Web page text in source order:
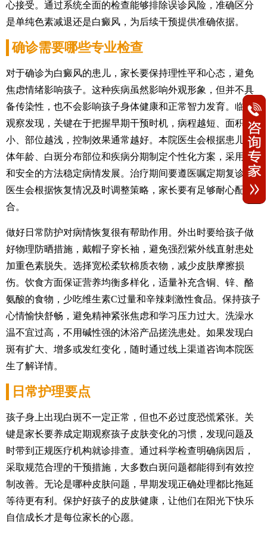
心接受。通过系统全面的检查能够排除误诊风险，准确区分
是单纯色素减退还是白癜风，为后续干预提供准确依据。
确诊需要哪些专业检查
对于确诊为白癜风的患儿，家长要保持理性平和心态，避免
焦虑情绪影响孩子。这种疾病虽然影响外观形象，但并不具
备传染性，也不会影响孩子身体健康和正常智力发育。临床
观察发现，关键在于把握早期干预时机，病程越短、面积越
小、部位越浅，控制效果通常越好。本院医生会根据患儿具
体年龄、白斑分布部位和疾病分期制定个性化方案，采用温
和安全的方法稳定病情发展。治疗期间要遵医嘱定期复诊，
医生会根据恢复情况及时调整策略，家长要有足够耐心配
合。
做好日常防护对病情恢复很有帮助作用。外出时要给孩子做
好物理防晒措施，戴帽子穿长袖，避免强烈紫外线直射患处
加重色素脱失。选择宽松柔软棉质衣物，减少皮肤摩擦损
伤。饮食方面保证营养均衡多样化，适量补充含铜、锌、酪
氨酸的食物，少吃维生素C过量和辛辣刺激性食品。保持孩子
心情愉快舒畅，避免精神紧张焦虑和学习压力过大。洗澡水
温不宜过高，不用碱性强的沐浴产品搓洗患处。如果发现白
斑有扩大、增多或发红变化，随时通过线上渠道咨询本院医
生了解详情。
日常护理要点
孩子身上出现白斑不一定正常，但也不必过度恐慌紧张。关
键是家长要养成定期观察孩子皮肤变化的习惯，发现问题及
时带到正规医疗机构就诊排查。通过科学检查明确病因后，
采取规范合理的干预措施，大多数白斑问题都能得到有效控
制改善。无论是哪种皮肤问题，早期发现正确处理都比拖延
等待更有利。保护好孩子的皮肤健康，让他们在阳光下快乐
自信成长才是每位家长的心愿。